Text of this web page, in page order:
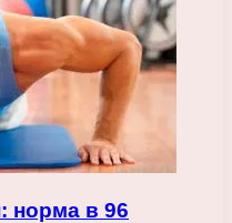
норма в 96